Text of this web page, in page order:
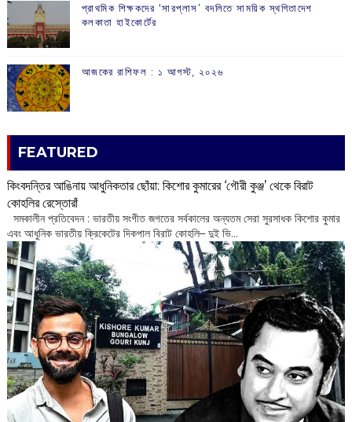
প্রাথমিক শিক্ষকদের ‘সারপ্লাস’ বদলিতে সাময়িক স্থগিতাদেশ
কলকাতা হাইকোর্টের
আজকের রাশিফল :‌ ‌‌১ আগস্ট, ২০২৬
FEATURED
কিংবদন্তির আঙিনায় আধুনিকতার ছোঁয়া: কিশোর কুমারের ‘গৌরী কুঞ্জ’ থেকে বিরাট
কোহলির রেস্তোরাঁ
‌ সমকালীন প্রতিবেদন : ভারতীয় সংগীত জগতের সর্বকালের অন্যতম সেরা সুরসাধক কিশোর কুমার
এবং আধুনিক ভারতীয় ক্রিকেটের দিকপাল বিরাট কোহলি– ‌দুই ভি...